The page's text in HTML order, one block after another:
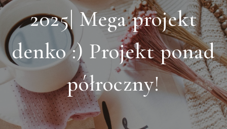
2025| Mega projekt
denko :) Projekt ponad
półroczny!